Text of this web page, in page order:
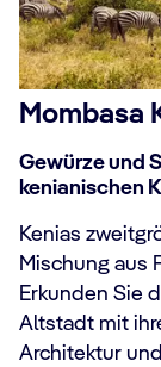
Mombasa
Gewürze und
kenianischen
Kenias
Mischung aus
Erkunden Sie
Altstadt mit
Architektur